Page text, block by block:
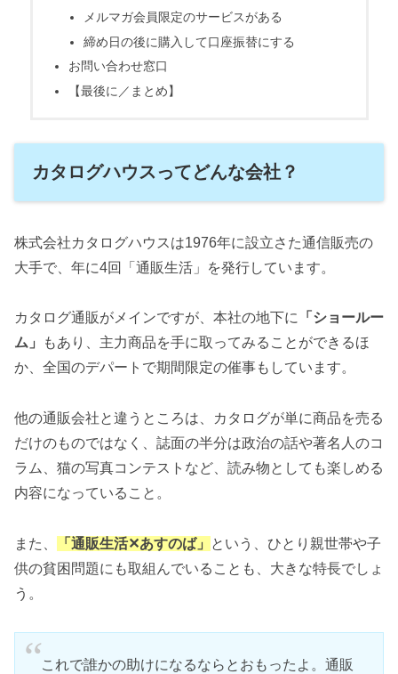
メルマガ会員限定のサービスがある
締め日の後に購入して口座振替にする
お問い合わせ窓口
【最後に／まとめ】
カタログハウスってどんな会社？
株式会社カタログハウスは1976年に設立さた通信販売の
大手で、年に4回「通販生活」を発行しています。
カタログ通販がメインですが、本社の地下に
「ショールー
ム」
もあり、主力商品を手に取ってみることができるほ
か、全国のデパートで期間限定の催事もしています。
他の通販会社と違うところは、カタログが単に商品を売る
だけのものではなく、誌面の半分は政治の話や著名人のコ
ラム、猫の写真コンテストなど、読み物としても楽しめる
内容になっていること。
また、 「通販生活✕あすのば」
という、ひとり親世帯や子
供の貧困問題にも取組んでいることも、大きな特長でしょ
う。
これで誰かの助けになるならとおもったよ。通販